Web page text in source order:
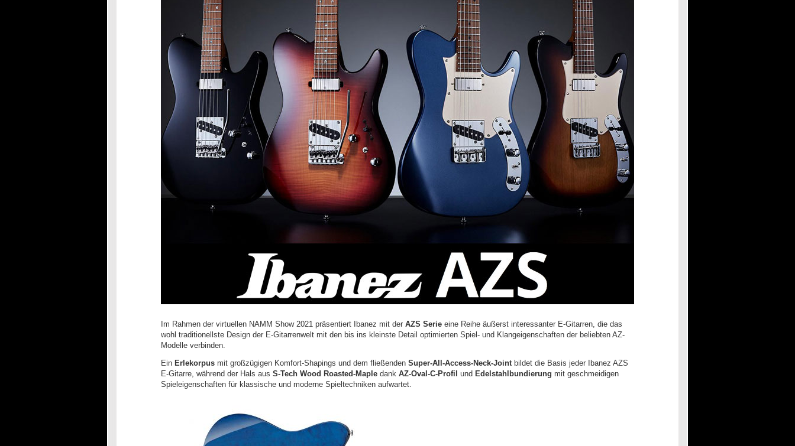
Im Rahmen der virtuellen NAMM Show 2021 präsentiert Ibanez mit der AZS Serie eine Reihe äußerst interessanter E-Gitarren, die das
wohl traditionellste Design der E-Gitarrenwelt mit den bis ins kleinste Detail optimierten Spiel- und Klangeigenschaften der beliebten AZ-
Modelle verbinden.
Ein Erlekorpus mit großzügigen Komfort-Shapings und dem fließenden Super-All-Access-Neck-Jointbildet die Basis jeder Ibanez AZS
E-Gitarre, während der Hals aus S-Tech Wood Roasted-Maple dank AZ-Oval-C-Profil und Edelstahlbundierung mit geschmeidigen
Spieleigenschaften für klassische und moderne Spieltechniken aufwartet.